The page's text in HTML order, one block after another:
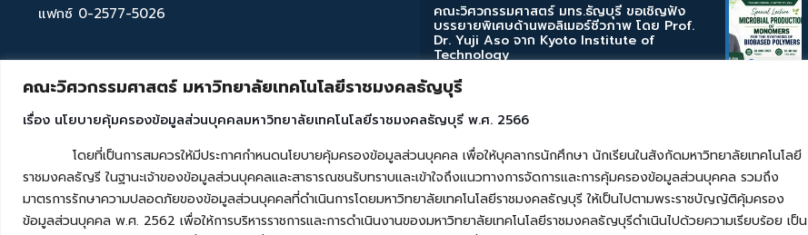
คณะวิศวกรรมศาสตร์ มหาวิทยาลัยเทคโนโลยีราชมงคลธัญบุรี
เรื่อง นโยบายคุ้มครองข้อมูลส่วนบุคคลมหาวิทยาลัยเทคโนโลยีราชมงคลธัญบุรี พ.ศ. 2566
โดยที่เป็นการสมควรให้มีประกาศกำหนดนโยบายคุ้มครองข้อมูลส่วนบุคคล เพื่อให้บุคลากรนักศึกษา นักเรียนในสังกัดมหาวิทยาลัยเทคโนโลยี
ราชมงคลธัญรี ในฐานะเจ้าของข้อมูลส่วนบุคคลและสาธารณชนรับทราบและเข้าใจถึงแนวทางการจัดการและการคุ้มครองข้อมูลส่วนบุคคล รวมถึง
มาตรการรักษาความปลอดภัยของข้อมูลส่วนบุคคลที่ดำเนินการโดยมหาวิทยาลัยเทคโนโลยีราชมงคลธัญบุรี ให้เป็นไปตามพระราชบัญญัติคุ้มครอง
ข้อมูลส่วนบุคคล พ.ศ. 2562 เพื่อให้การบริหารราชการและการดำเนินงานของมหาวิทยาลัยเทคโนโลยีราชมงคลธัญบุรีดำเนินไปด้วยความเรียบร้อย เป็น
แฟกซ์ 0-2577-5026
คณะวิศวกรรมศาสตร์ มทร.ธัญบุรี ขอเชิญฟัง
บรรยายพิเศษด้านพอลิเมอร์ชีวภาพ โดย Prof.
Dr. Yuji Aso จาก Kyoto Institute of
Technology
สิงหาคม 3, 2026
คณะวิศวกรรมศาสตร์ มทร.ธัญบุรี ขอเชิญฟัง
บรรยายพิเศษด้านสิ่งแวดล้อมและการเกษตร โดย
Assoc. Prof. Takahashi Katsuyuki จาก Iwate
University
สิงหาคม 3, 2026